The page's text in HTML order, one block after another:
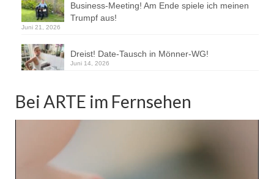
Business-Meeting! Am Ende spiele ich meinen
Trumpf aus!
Juni 21, 2026
Dreist! Date-Tausch in Mönner-WG!
Juni 14, 2026
Bei ARTE im Fernsehen